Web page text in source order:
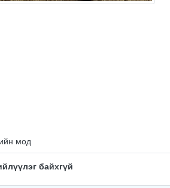
мод
байхгүй